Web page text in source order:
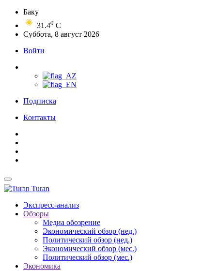
Баку
31.40 C
Суббота, 8 август 2026
Войти
Подписка
Контакты
Turan
Экспресс-анализ
Обзоры
Медиа обозрение
Экономический обзор (нед.)
Политический обзор (нед.)
Экономический обзор (мес.)
Политический обзор (мес.)
Экономика